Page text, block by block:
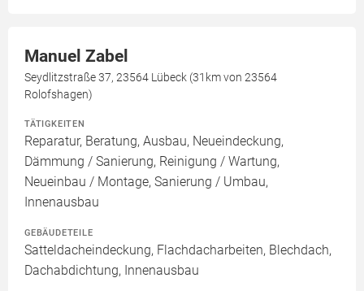
Manuel Zabel
Seydlitzstraße 37, 23564 Lübeck (31km von 23564
Rolofshagen)
TÄTIGKEITEN
Reparatur, Beratung, Ausbau, Neueindeckung,
Dämmung / Sanierung, Reinigung / Wartung,
Neueinbau / Montage, Sanierung / Umbau,
Innenausbau
GEBÄUDETEILE
Satteldacheindeckung, Flachdacharbeiten, Blechdach,
Dachabdichtung, Innenausbau